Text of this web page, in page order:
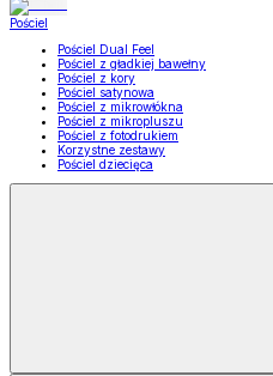
Pościel
Pościel Dual Feel
Pościel z gładkiej bawełny
Pościel z kory
Pościel satynowa
Pościel z mikrowłókna
Pościel z mikropluszu
Pościel z fotodrukiem
Korzystne zestawy
Pościel dziecięca